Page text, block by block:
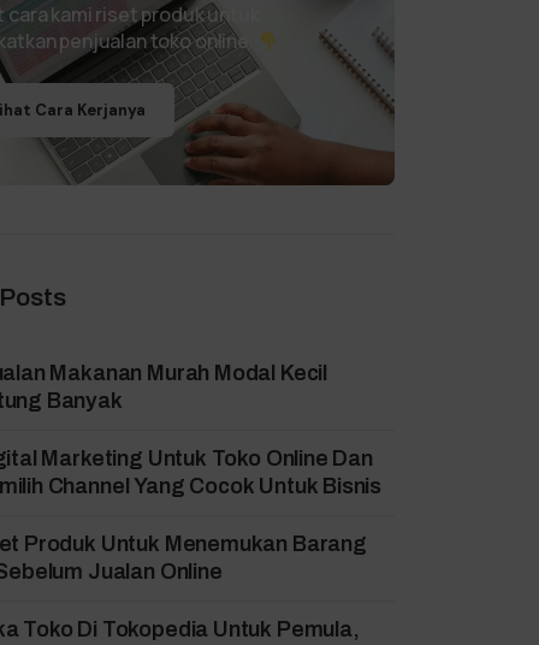
cara kami riset produk untuk
penjualan toko online.
Cara Kerjanya
Makanan Murah Modal Kecil
Banyak
Marketing Untuk Toko Online Dan
Channel Yang Cocok Untuk Bisnis
Produk Untuk Menemukan Barang
Jualan Online
Toko Di Tokopedia Untuk Pemula,